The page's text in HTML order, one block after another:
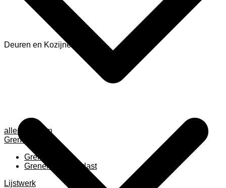
alle anzeigen
Grenen
Grenen B ruw
Grenen gevingerlast
Lijstwerk
Deuren en Kozijnen